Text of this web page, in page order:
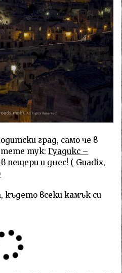
град, само че в
тук:Гуадикс –
пещери и днес! ( Guadix,
всеки камък си